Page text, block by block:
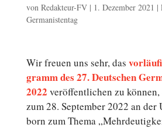
von Redakteur-FV| 1. Dezember 2021 |
Germanistentag
Wir freuen uns sehr, das
gramm des 27. Deutschen
2022 ver­öf­fent­li­chen zu
zum 28. Sep­tem­ber 2022 an
born zum Thema